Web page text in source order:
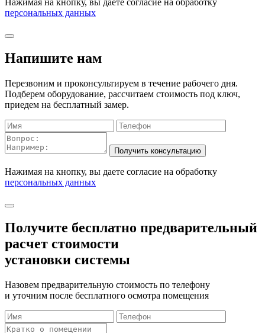
Нажимая на кнопку, вы даете согласие на обработку
персональных данных
Напишите нам
Перезвоним и проконсультируем в течение рабочего дня.
Подберем оборудование, рассчитаем стоимость под ключ,
приедем на бесплатный замер.
Нажимая на кнопку, вы даете согласие на обработку
персональных данных
Получите бесплатно предварительный
расчет стоимости
установки системы
Назовем предварительную стоимость по телефону
и уточним после бесплатного осмотра помещения